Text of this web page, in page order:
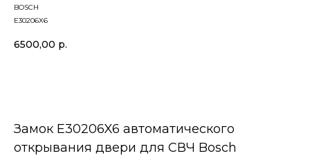
BOSCH
E30206X6
6500,00 р.
Замок E30206X6 автоматического
открывания двери для СВЧ Bosch